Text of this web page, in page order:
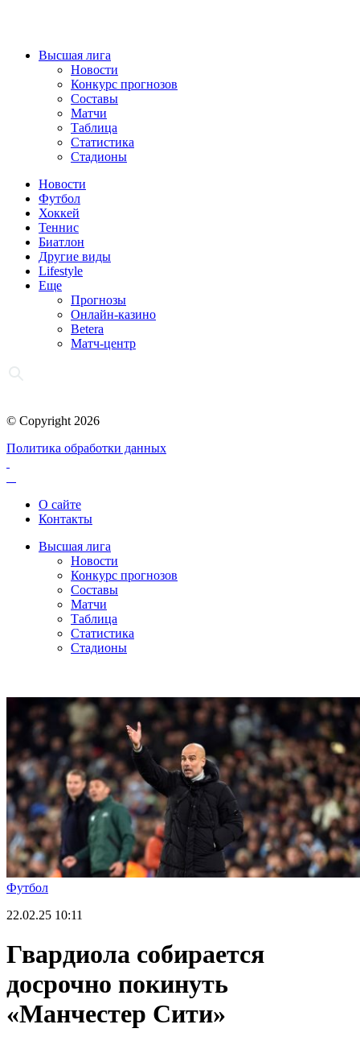
Высшая лига
Новости
Конкурс прогнозов
Составы
Матчи
Таблица
Статистика
Стадионы
Новости
Футбол
Хоккей
Теннис
Биатлон
Другие виды
Lifestyle
Еще
Прогнозы
Онлайн-казино
Betera
Матч-центр
© Copyright 2026
Политика обработки данных
О сайте
Контакты
Высшая лига
Новости
Конкурс прогнозов
Составы
Матчи
Таблица
Статистика
Стадионы
Футбол
22.02.25 10:11
Гвардиола собирается
досрочно покинуть
«Манчестер Сити»